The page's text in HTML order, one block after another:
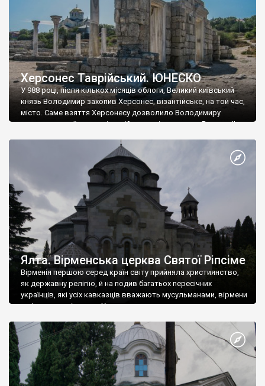
Херсонес Таврійський. ЮНЕСКО
У 988 році, після кількох місяців облоги, Великий київський
князь Володимир захопив Херсонес, візантійське, на той час,
місто. Саме взяття Херсонесу дозволило Володимиру
диктувати свої умови візантійському імператору Василю ІІ, та
Херсонесі Володимир-язичник, став Василем-християнином.
А потім було Хрещення Русі. На честь Херсонесу Таврійського
Ялта. Вірменська церква Святої Ріпсіме
Вірменія першою серед країн світу прийняла християнство,
як державну релігію, й на подив багатьох пересічних
українців, які усіх кавказців вважають мусульманами, вірмени
є відданими вірянами Христа